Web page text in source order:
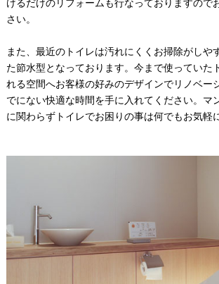
けるだけのリフォームも行なっておりますので
さい。
また、最近のトイレは汚れにくくお掃除がしや
た節水型となっております。今まで使っていた
れる空間へお客様の好みのデザインでリノベー
でにない快適な時間を手に入れてください。マ
に関わらずトイレでお困りの事は何でもお気軽